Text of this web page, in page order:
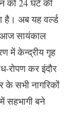
को 24 घंटे की
है। अब यह वर्ल्ड
आज सायंकाल
में केन्द्रीय गृह
रोपण कर इंदौर
के सभी नागरिकों
सहभागी बने